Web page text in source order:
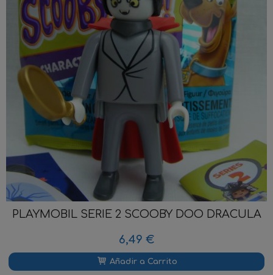
PLAYMOBIL SERIE 2 SCOOBY DOO DRACULA
6,49 €
Añadir a Carrito